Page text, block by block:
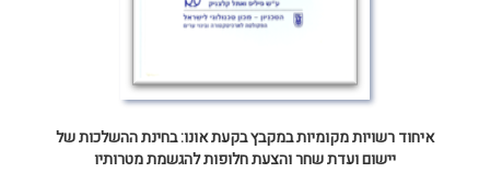
איחוד רשויות מקומיות במקבץ בקעת אונו: בחינת ההשלכות של
יישום ועדת שחר והצעת חלופות להגשמת מטרותיו